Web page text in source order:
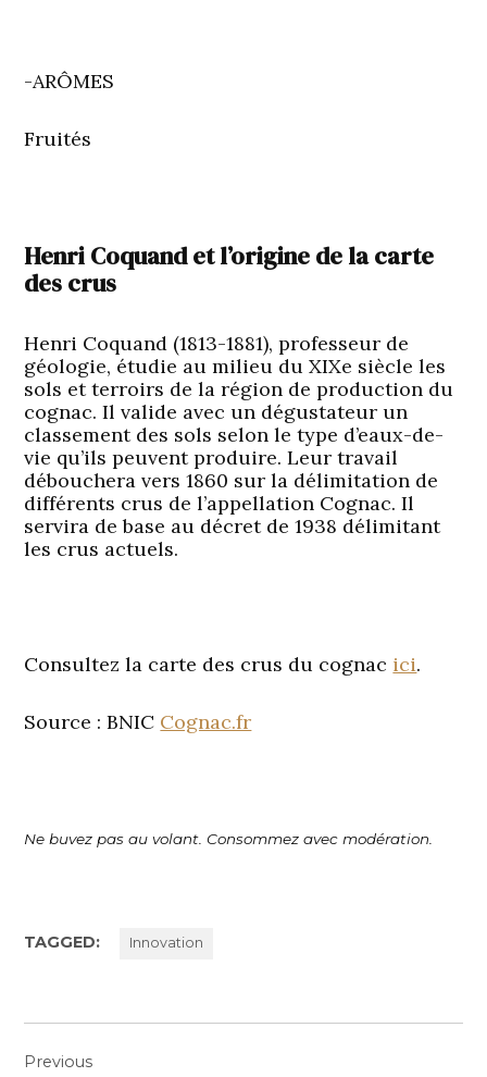
-ARÔMES
Fruités
Henri Coquand et l’origine de la carte
des crus
Henri Coquand (1813-1881), professeur de
géologie, étudie au milieu du XIXe siècle les
sols et terroirs de la région de production du
cognac. Il valide avec un dégustateur un
classement des sols selon le type d’eaux-de-
vie qu’ils peuvent produire. Leur travail
débouchera vers 1860 sur la délimitation de
différents crus de l’appellation Cognac. Il
servira de base au décret de 1938 délimitant
les crus actuels.
Consultez la carte des crus du cognac ici.
Source : BNIC Cognac.fr
Ne buvez pas au volant. Consommez avec modération.
TAGGED: Innovation
Previous